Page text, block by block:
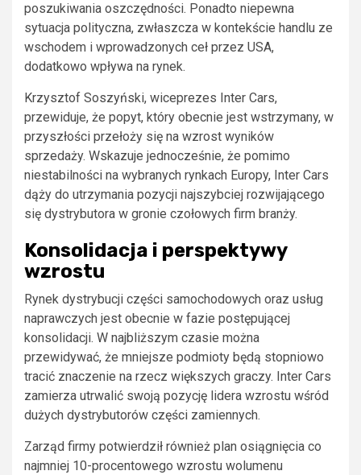
poszukiwania oszczędności. Ponadto niepewna
sytuacja polityczna, zwłaszcza w kontekście handlu ze
wschodem i wprowadzonych ceł przez USA,
dodatkowo wpływa na rynek.
Krzysztof Soszyński, wiceprezes Inter Cars,
przewiduje, że popyt, który obecnie jest wstrzymany, w
przyszłości przełoży się na wzrost wyników
sprzedaży. Wskazuje jednocześnie, że pomimo
niestabilności na wybranych rynkach Europy, Inter Cars
dąży do utrzymania pozycji najszybciej rozwijającego
się dystrybutora w gronie czołowych firm branży.
Konsolidacja i perspektywy
wzrostu
Rynek dystrybucji części samochodowych oraz usług
naprawczych jest obecnie w fazie postępującej
konsolidacji. W najbliższym czasie można
przewidywać, że mniejsze podmioty będą stopniowo
tracić znaczenie na rzecz większych graczy. Inter Cars
zamierza utrwalić swoją pozycję lidera wzrostu wśród
dużych dystrybutorów części zamiennych.
Zarząd firmy potwierdził również plan osiągnięcia co
najmniej 10-procentowego wzrostu wolumenu